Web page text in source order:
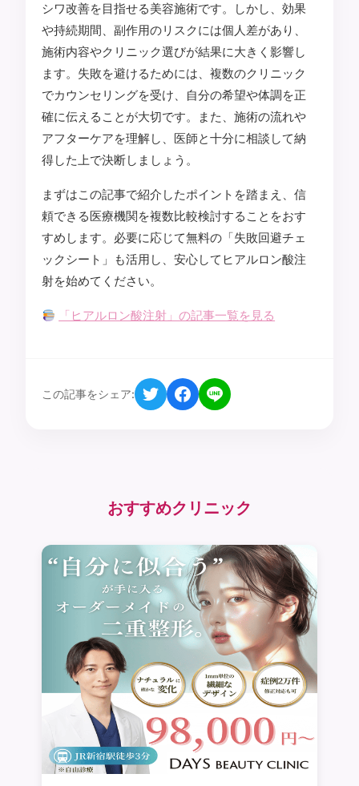
シワ改善を目指せる美容施術です。しかし、効果
や持続期間、副作用のリスクには個人差があり、
施術内容やクリニック選びが結果に大きく影響し
ます。失敗を避けるためには、複数のクリニック
でカウンセリングを受け、自分の希望や体調を正
確に伝えることが大切です。また、施術の流れや
アフターケアを理解し、医師と十分に相談して納
得した上で決断しましょう。
まずはこの記事で紹介したポイントを踏まえ、信
頼できる医療機関を複数比較検討することをおす
すめします。必要に応じて無料の「失敗回避チェ
ックシート」も活用し、安心してヒアルロン酸注
射を始めてください。
「ヒアルロン酸注射」の記事一覧を見る
この記事をシェア:
おすすめクリニック